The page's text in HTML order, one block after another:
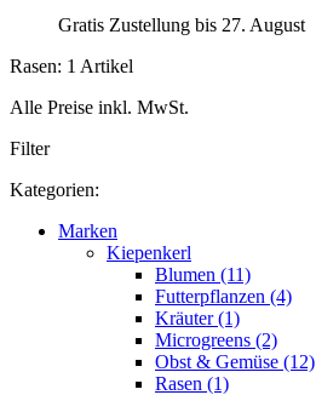
Gratis Zustellung bis 27. August
Rasen: 1 Artikel
Alle Preise inkl. MwSt.
Filter
Kategorien:
Marken
Kiepenkerl
Blumen (11)
Futterpflanzen (4)
Kräuter (1)
Microgreens (2)
Obst & Gemüse (12)
Rasen (1)